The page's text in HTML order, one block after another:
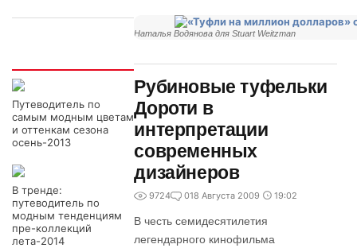
Путеводитель по
самым модным цветам
и оттенкам сезона
осень-2013
В тренде:
путеводитель по
модным тенденциям
пре-коллекций
лета-2014
Наталья Водянова для Stuart Weitzman
Рубиновые туфельки
Дороти в
интерпретации
современных
дизайнеров
9724 018 Августа 2009 19:02
В честь семидесятилетия
легендарного кинофильма